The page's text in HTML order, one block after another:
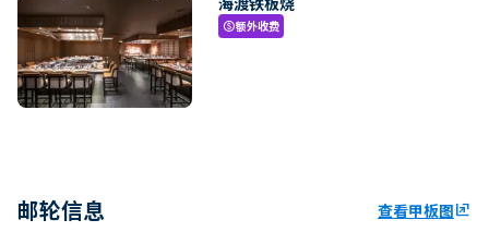
paid额外收费
邮轮信息 查看甲板图ungroup